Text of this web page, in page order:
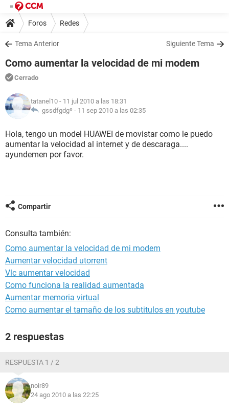
Foros Redes
Tema Anterior Siguiente Tema
Como aumentar la velocidad de mi modem
Cerrado
tatanel10 - 11 jul 2010 a las 18:31
gssdfgdgº - 11 sep 2010 a las 02:35
Hola, tengo un model HUAWEI de movistar como le puedo
aumentar la velocidad al internet y de descaraga....
ayundemen por favor.
Compartir
Consulta también:
Como aumentar la velocidad de mi modem
Aumentar velocidad utorrent
Vlc aumentar velocidad
Como funciona la realidad aumentada
Aumentar memoria virtual
Como aumentar el tamaño de los subtitulos en youtube
2 respuestas
RESPUESTA 1 / 2
noir89
24 ago 2010 a las 22:25